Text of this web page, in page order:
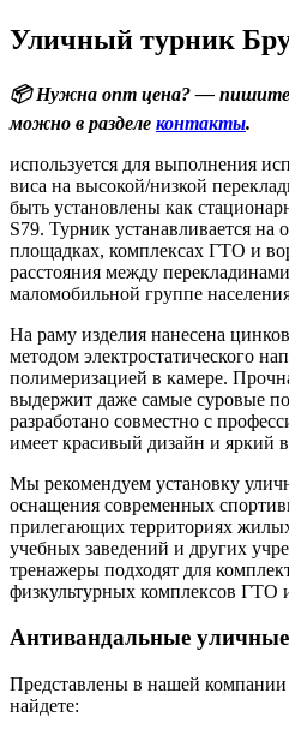
Уличный турник
📦 Нужна опт цена? — пишите
можно в разделе контакты.
используется для выполнения
виса на высокой/низкой
быть установлены как
S79. Турник устанавливается
площадках, комплексах ГТО и
расстояния между
маломобильной группе
На раму изделия нанесена
методом электростатического
полимеризацией в камере.
выдержит даже самые суровые
разработано совместно с
имеет красивый дизайн и яркий
Мы рекомендуем установку
оснащения современных
прилегающих территориях
учебных заведений и других
тренажеры подходят для
физкультурных комплексов ГТО
Антивандальные
Представлены в нашей
найдете: